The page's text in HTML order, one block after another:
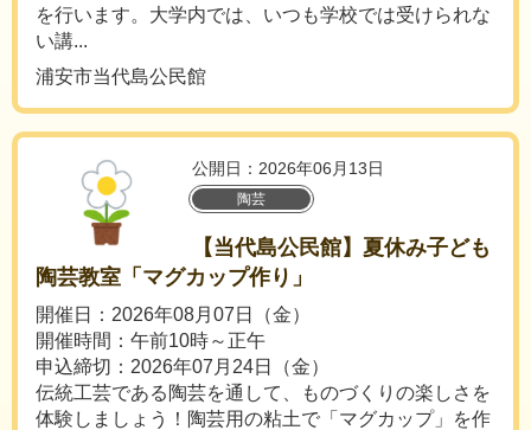
を行います。大学内では、いつも学校では受けられな
い講...
浦安市当代島公民館
公開日：2026年06月13日
陶芸
【当代島公民館】夏休み子ども
陶芸教室「マグカップ作り」
開催日：2026年08月07日（金）
開催時間：午前10時～正午
申込締切：2026年07月24日（金）
伝統工芸である陶芸を通して、ものづくりの楽しさを
体験しましょう！陶芸用の粘土で「マグカップ」を作